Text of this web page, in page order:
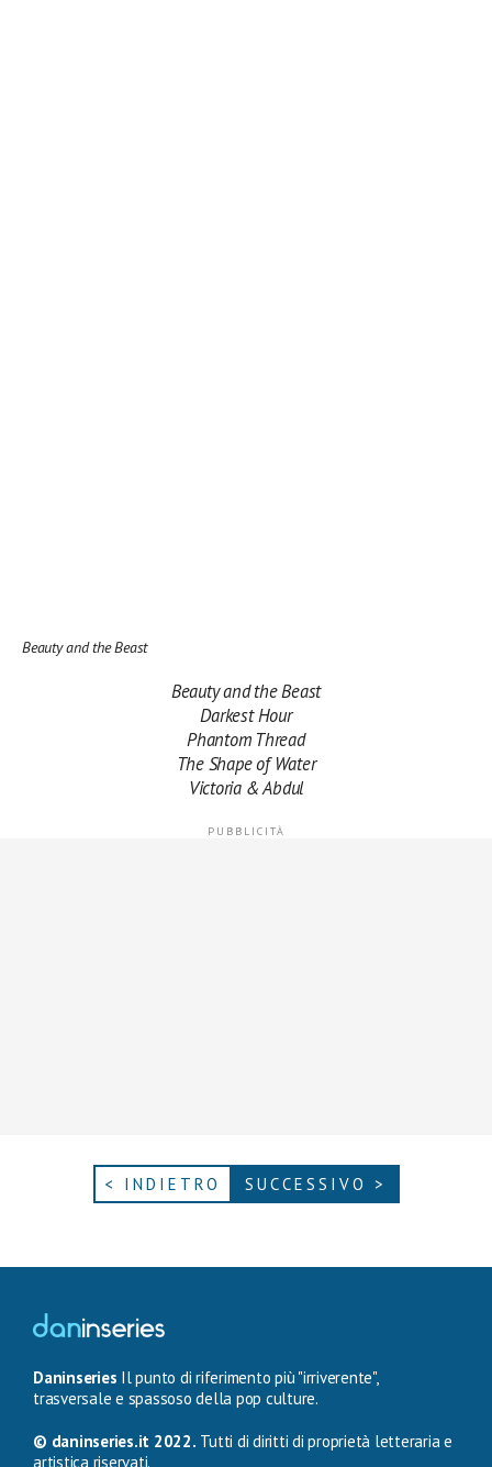
Beauty and the Beast
Beauty and the Beast
Darkest Hour
Phantom Thread
The Shape of Water
Victoria & Abdul
< INDIETRO SUCCESSIVO >
Daninseries Il punto di riferimento più "irriverente",
trasversale e spassoso della pop culture.
© daninseries.it 2022. Tutti di diritti di proprietà letteraria e
artistica riservati.